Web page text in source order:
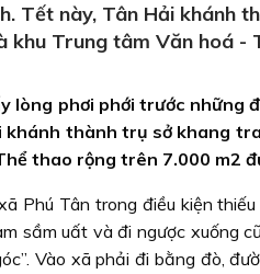
Tết này, Tân Hải khánh
khu Trung tâm Văn hoá -
lòng phơi phới trước những
thành trụ sở khang
thao rộng trên 7.000 m2
Phú Tân trong điều kiện
sầm uất và đi ngược xuống
Vào xã phải đi bằng đò,